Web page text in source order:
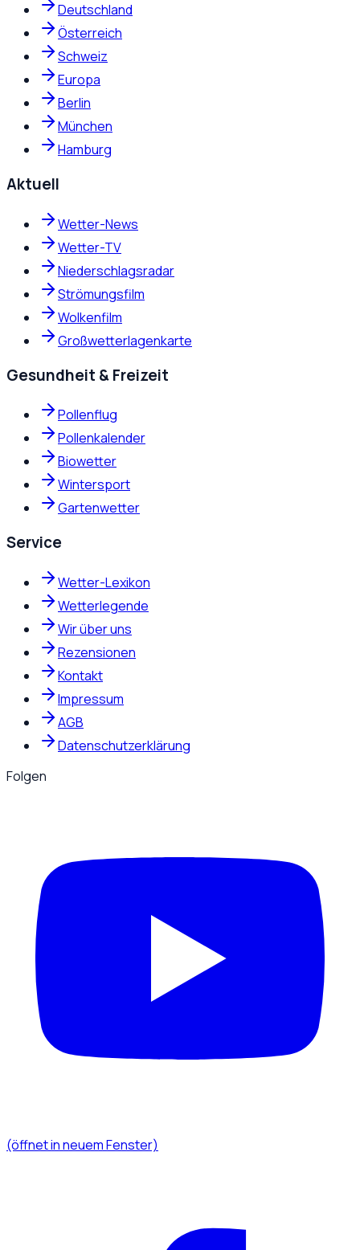
Deutschland
Österreich
Schweiz
Europa
Berlin
München
Hamburg
Aktuell
Wetter-News
Wetter-TV
Niederschlagsradar
Strömungsfilm
Wolkenfilm
Großwetterlagenkarte
Gesundheit & Freizeit
Pollenflug
Pollenkalender
Biowetter
Wintersport
Gartenwetter
Service
Wetter-Lexikon
Wetterlegende
Wir über uns
Rezensionen
Kontakt
Impressum
AGB
Datenschutzerklärung
Folgen
(öffnet in neuem Fenster)